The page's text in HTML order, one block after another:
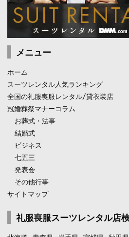
メニュー
ホーム
スーツレンタル人気ランキング
全国の礼服喪服レンタル/貸衣装店
冠婚葬祭マナーコラム
お葬式・法事
結婚式
ビジネス
七五三
発表会
その他行事
サイトマップ
礼服喪服スーツレンタル店